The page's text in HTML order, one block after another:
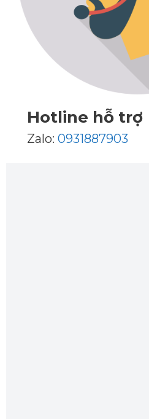
Hotline hỗ trợ
Zalo:0931887903